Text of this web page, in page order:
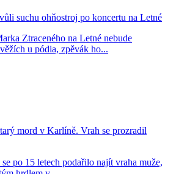
suchu ohňostroj po koncertu na Letné
Ztraceného na Letné nebude
u pódia, zpěvák ho...
mord v Karlíně. Vrah se prozradil
po 15 letech podařilo najít vraha muže,